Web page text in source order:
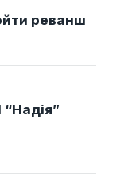
реванш